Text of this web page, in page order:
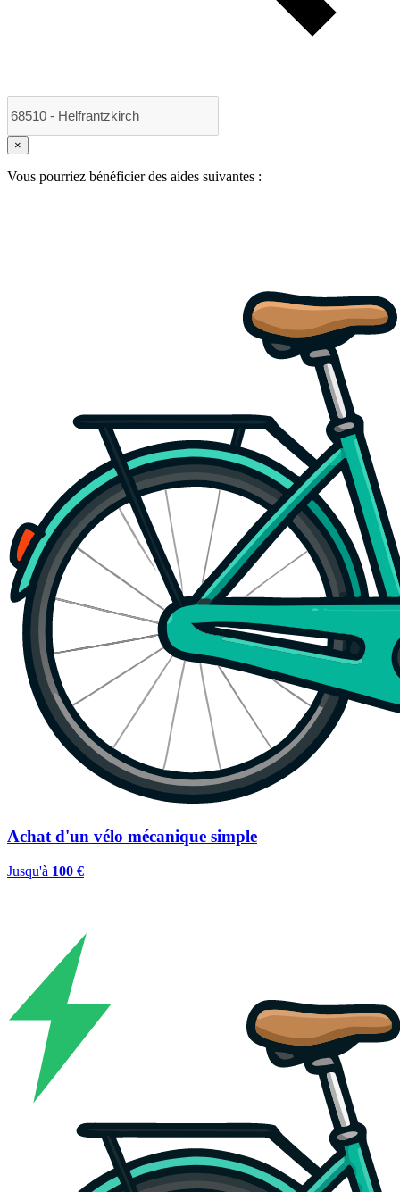
×
Vous pourriez bénéficier des aides suivantes :
Achat d'un vélo mécanique simple
Jusqu'à 100 €